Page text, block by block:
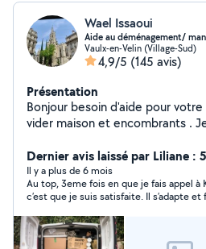
Wael Issaoui
Aide au déménagement/
Vaulx-en-Velin (Village-Sud)
4,9/5 (145 avis)
Présentation
Bonjour besoin d'aide pour votre
vider maison et encombrants . Je propose services
cartons/meubles.
Dernier avis laissé par Liliane :
Il y a plus de 6 mois
Au top, 3eme fois en que je fais appel
c’est que je suis satisfaite. Il s’adapte
appel à lui son travail est sérieux !